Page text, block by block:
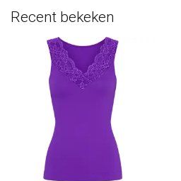
Recent bekeken